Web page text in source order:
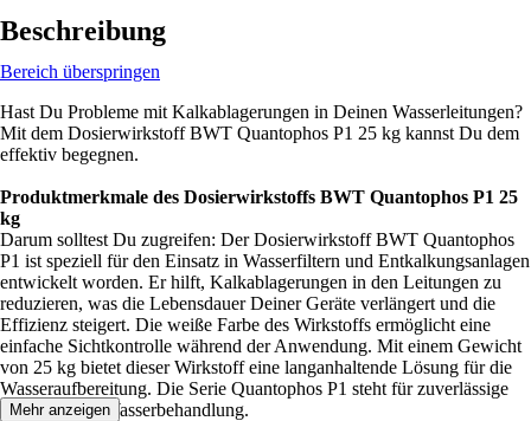
Beschreibung
Bereich überspringen
Hast Du Probleme mit Kalkablagerungen in Deinen Wasserleitungen?
Mit dem Dosierwirkstoff BWT Quantophos P1 25 kg kannst Du dem
effektiv begegnen.
Produktmerkmale des Dosierwirkstoffs BWT Quantophos P1 25
kg
Darum solltest Du zugreifen: Der Dosierwirkstoff BWT Quantophos
P1 ist speziell für den Einsatz in Wasserfiltern und Entkalkungsanlagen
entwickelt worden. Er hilft, Kalkablagerungen in den Leitungen zu
reduzieren, was die Lebensdauer Deiner Geräte verlängert und die
Effizienz steigert. Die weiße Farbe des Wirkstoffs ermöglicht eine
einfache Sichtkontrolle während der Anwendung. Mit einem Gewicht
von 25 kg bietet dieser Wirkstoff eine langanhaltende Lösung für die
Wasseraufbereitung. Die Serie Quantophos P1 steht für zuverlässige
und effektive Wasserbehandlung.
Mehr anzeigen